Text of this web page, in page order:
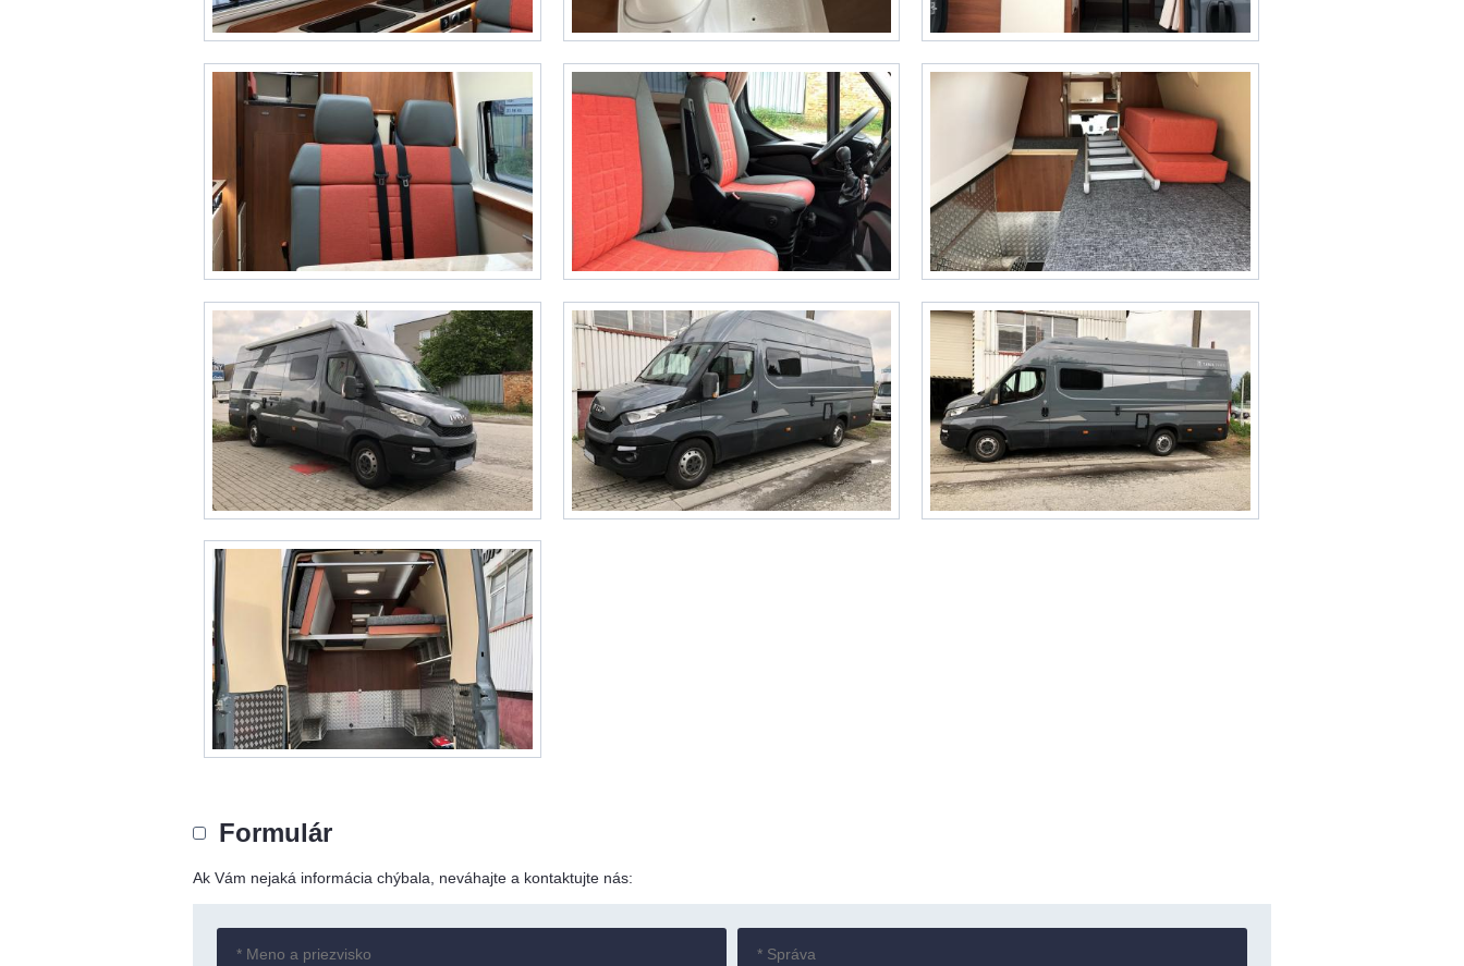
Formulár
Ak Vám nejaká informácia chýbala, neváhajte a kontaktujte nás: